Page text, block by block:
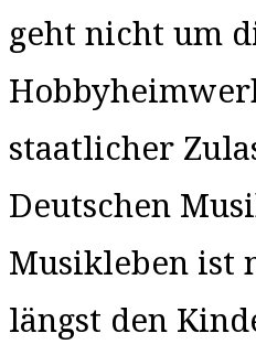
geht nicht um
staatlicher
Deutschen
Musikleben ist
längst den